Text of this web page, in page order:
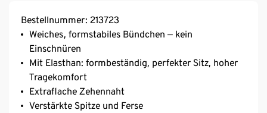
Bestellnummer: 213723
Weiches, formstabiles Bündchen ‒ kein
Einschnüren
Mit Elasthan: formbeständig, perfekter Sitz, hoher
Tragekomfort
Extraflache Zehennaht
Verstärkte Spitze und Ferse